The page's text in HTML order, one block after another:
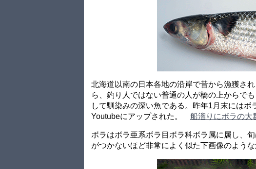
北海道以南の日本各地の沿岸で昔から漁獲さ
ら、釣り人ではない普通の人が橋の上からで
して馴染みの深い魚である。昨年1月末には
Youtubeにアップされた。 船溜りにボラの大
ボラはボラ亜系ボラ目ボラ科ボラ属に属し、
がつかないほど非常によく似た下画像のよう